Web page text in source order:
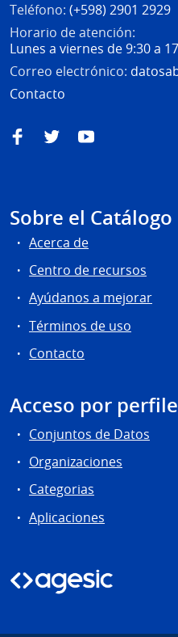
Teléfono: (+598) 2901 2929
Horario de atención:
Lunes a viernes de 9:30 a
Correo electrónico:
Contacto
FacebookTwitterYouTube
Sobre el Catálogo
Acerca de
Centro de recursos
Ayúdanos a mejorar
Términos de uso
Contacto
Acceso por
Conjuntos de Datos
Organizaciones
Categorias
Aplicaciones